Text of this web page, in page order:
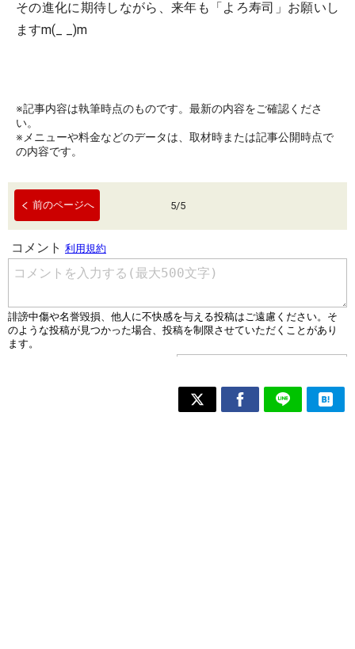
その進化に期待しながら、来年も「よろ寿司」お願いし
ますm(_ _)m
※記事内容は執筆時点のものです。最新の内容をご確認くださ
い。
※メニューや料金などのデータは、取材時または記事公開時点で
の内容です。
前のページへ 5/5